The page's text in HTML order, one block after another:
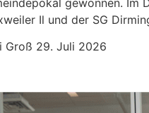
Il und der SG
Groß 29. Juli 2026